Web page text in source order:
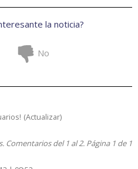
la noticia?
No
(Actualizar)
Comentarios del 1 al 2. Página 1 de 1